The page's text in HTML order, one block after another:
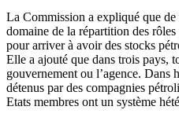
La Commission a expliqué que
domaine de la répartition des
pour arriver à avoir des stocks
Elle a ajouté que dans trois pays,
gouvernement ou l’agence. Dans
détenus par des compagnies
Etats membres ont un système